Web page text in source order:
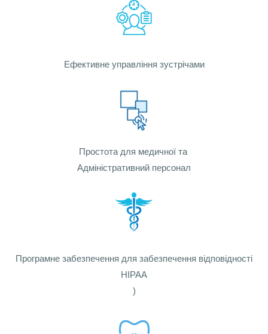
Ефективне управління зустрічами
Простота для медичної та
Адміністративний персонал
Програмне забезпечення для забезпечення відповідності
HIPAA
)